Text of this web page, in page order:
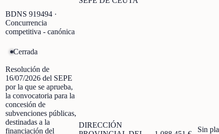
BDNS 919494 ·
Concurrencia
competitiva - canónica
Cerrada
Resolución de
16/07/2026 del SEPE
por la que se aprueba,
la convocatoria para la
concesión de
subvenciones públicas,
destinadas a la
financiación del
DIRECCIÓN
Sin